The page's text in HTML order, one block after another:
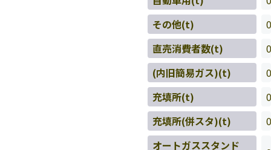
その他(t)
0
直売消費者数(t)
0
(内旧簡易ガス)(t)
0
充填所(t)
0
充填所(併スタ)(t)
0
オートガススタンド